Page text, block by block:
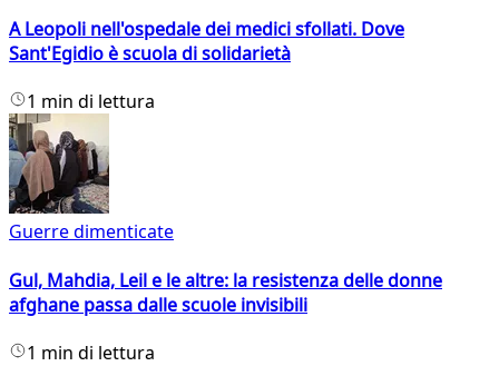
A Leopoli nell'ospedale dei medici sfollati. Dove
Sant'Egidio è scuola di solidarietà
1 min di lettura
Guerre dimenticate
Gul, Mahdia, Leil e le altre: la resistenza delle donne
afghane passa dalle scuole invisibili
1 min di lettura